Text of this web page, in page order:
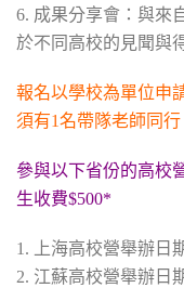
6. 成果分享會：與來
於不同高校的見聞與
報名以學校為單位申
須有1名帶隊老師同行
參與以下省份的高校
生收費$500*
1. 上海高校營舉辦日
2. 江蘇高校營舉辦日